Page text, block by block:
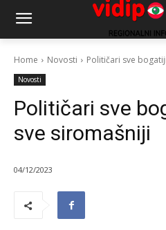
Home Novosti Političari sve
Novosti
Političari sve
sve siromašniji
04/12/2023